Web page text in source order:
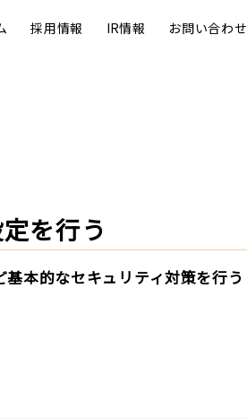
採用情報 IR情報 お問い合わせ
を行う
本的なセキュリティ対策を行う